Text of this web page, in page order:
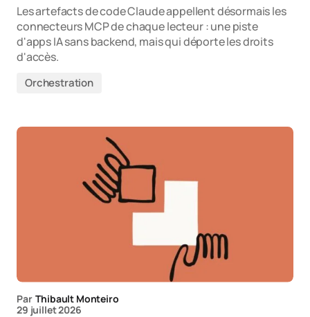
Les artefacts de code Claude appellent désormais les
connecteurs MCP de chaque lecteur : une piste
d'apps IA sans backend, mais qui déporte les droits
d'accès.
Orchestration
Par Thibault Monteiro
29 juillet 2026